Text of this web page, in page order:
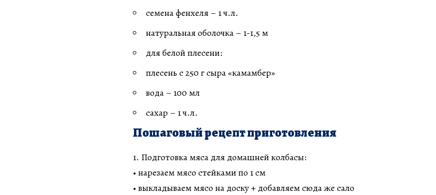
семена фенхеля – 1 ч.л.
натуральная оболочка – 1-1,5 м
для белой плесени:
плесень с 250 г сыра «камамбер»
вода – 100 мл
сахар – 1 ч.л.
Пошаговый рецепт приготовления
1. Подготовка мяса для домашней колбасы:
• нарезаем мясо стейками по 1 см
• выкладываем мясо на доску + добавляем сюда же сало